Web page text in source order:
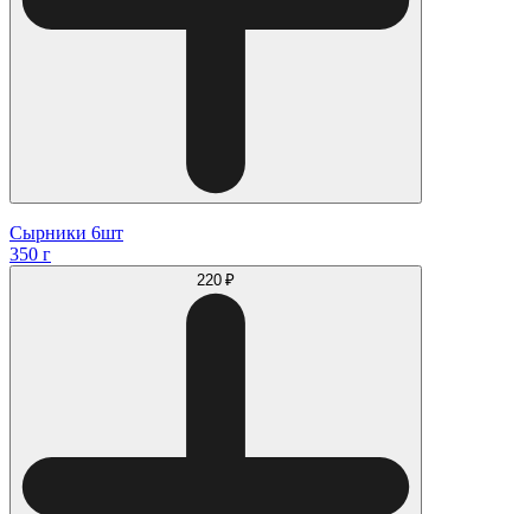
Сырники 6шт
350 г
220 ₽